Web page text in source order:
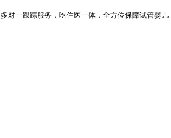
对一跟踪服务，吃住医一体，全方位保障试管婴儿